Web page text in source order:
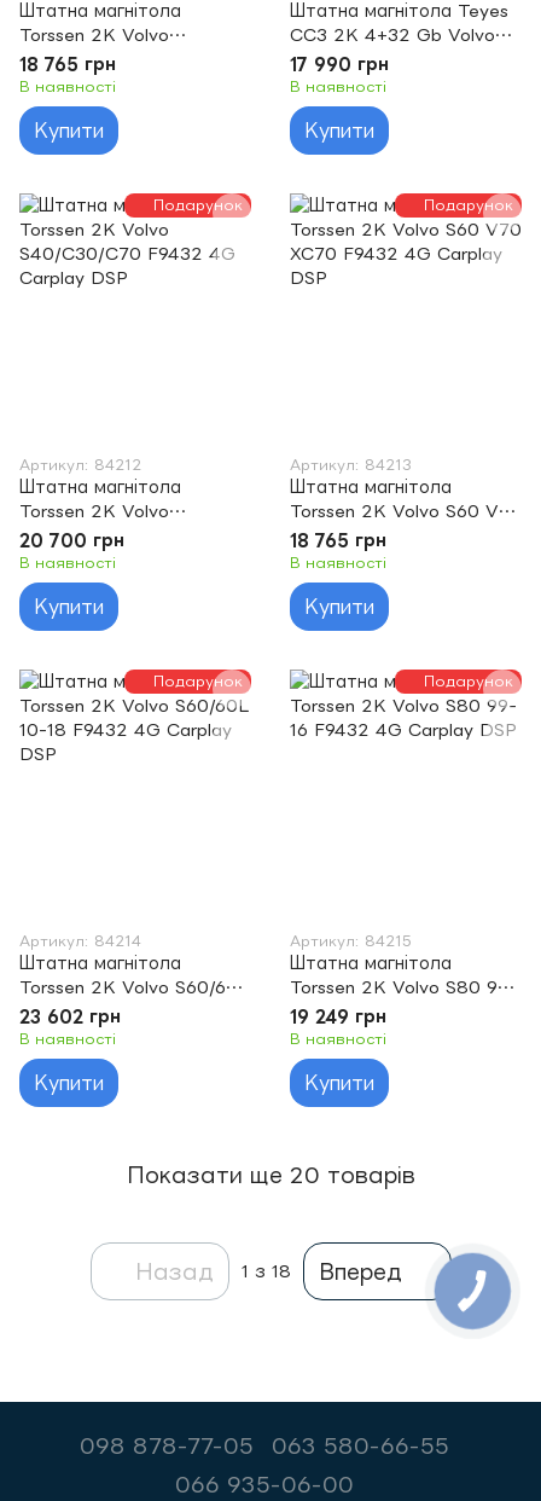
Штатна магнітола
Torssen 2K Volvo
S40/C30/C70 F9464 4G
Carplay DSP
18 765 грн
В наявності
Купити
Штатна магнітола Teyes
CC3 2K 4+32 Gb Volvo
XC60 I 1 2008-2013 9"
(L1)
17 990 грн
В наявності
Купити
Подарунок
Артикул: 84212
Штатна магнітола
Torssen 2K Volvo
S40/C30/C70 F9432 4G
Carplay DSP
20 700 грн
В наявності
Купити
Подарунок
Артикул: 84213
Штатна магнітола
Torssen 2K Volvo S60 V70
XC70 F9432 4G Carplay
DSP
18 765 грн
В наявності
Купити
Подарунок
Артикул: 84214
Штатна магнітола
Torssen 2K Volvo S60/60L
10-18 F9432 4G Carplay
DSP
23 602 грн
В наявності
Купити
Подарунок
Артикул: 84215
Штатна магнітола
Torssen 2K Volvo S80 99-
16 F9432 4G Carplay DSP
19 249 грн
В наявності
Купити
Показати ще 20 товарів
Назад 1 з 18 Вперед
098 878-77-05
063 580-66-55
066 935-06-00